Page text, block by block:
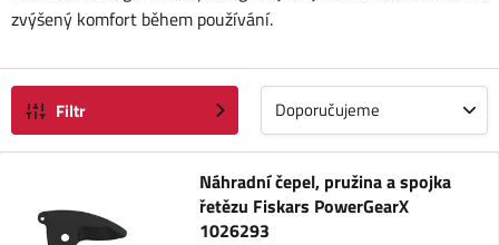
zvýšený komfort během používání.
Filtr Doporučujeme
Náhradní čepel, pružina a spojka
řetězu Fiskars PowerGearX
1026293